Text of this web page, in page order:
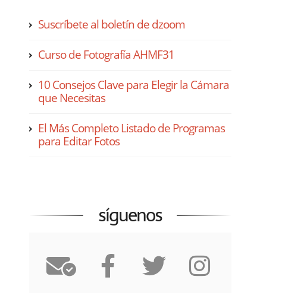
Suscríbete al boletín de dzoom
Curso de Fotografía AHMF31
10 Consejos Clave para Elegir la Cámara
que Necesitas
El Más Completo Listado de Programas
para Editar Fotos
síguenos